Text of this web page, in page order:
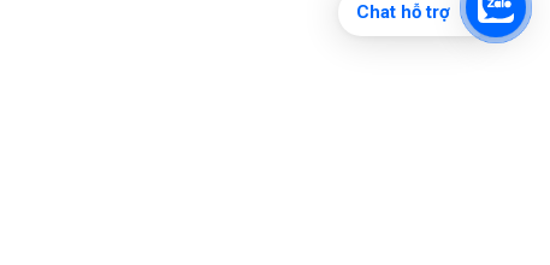
Chat hỗ trợ